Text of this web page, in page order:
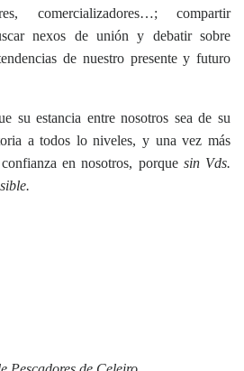
comercializadores…; compartir
nexos de unión y debatir sobre
de nuestro presente y futuro
su estancia entre nosotros sea de su
a todos lo niveles, y una vez más
en nosotros, porque sin Vds.